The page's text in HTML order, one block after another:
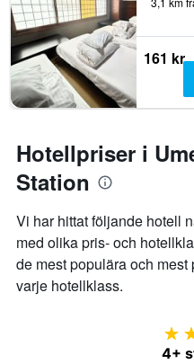
161 kr
Hotellpriser i
Station
Vi har hittat följande hotell
med olika pris- och
de mest populära och
varje hotellklass.
4+